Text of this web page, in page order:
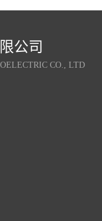
公司
CO., LTD